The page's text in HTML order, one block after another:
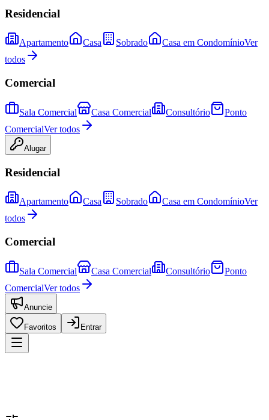
Residencial
Apartamento Casa Sobrado Casa em CondomínioVer
todos
Comercial
Sala Comercial Casa Comercial Consultório
Ponto
ComercialVer todos
Alugar
Residencial
Apartamento Casa Sobrado Casa em CondomínioVer
todos
Comercial
Sala Comercial Casa Comercial Consultório
Ponto
ComercialVer todos
Anuncie
Favoritos Entrar